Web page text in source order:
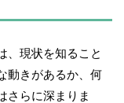
、現状を知ること
動きがあるか、何
さらに深まりま